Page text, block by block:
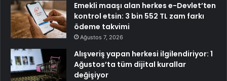
Emekli maaşı alan herkes e-Devlet’ten
kontrol etsin: 3 bin 552 TL zam farkı
ödeme takvimi
Ağustos 7, 2026
Alışveriş yapan herkesi ilgilendiriyor: 1
Ağustos’ta tüm dijital kurallar
değişiyor